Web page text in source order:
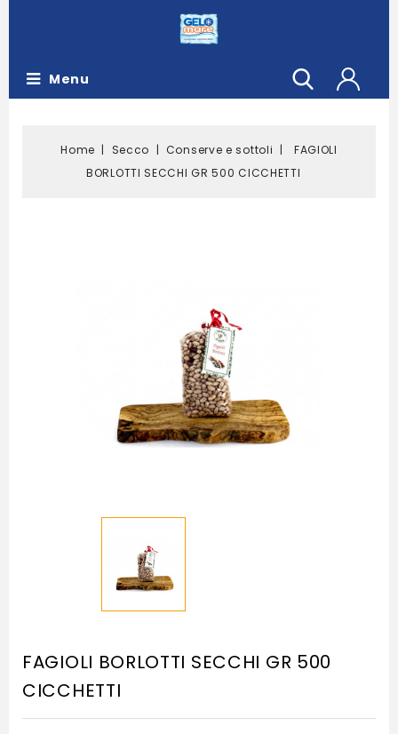
Menu
Home Secco Conserve e sottoli
FAGIOLI
BORLOTTI SECCHI GR 500 CICCHETTI
FAGIOLI BORLOTTI SECCHI GR 500
CICCHETTI